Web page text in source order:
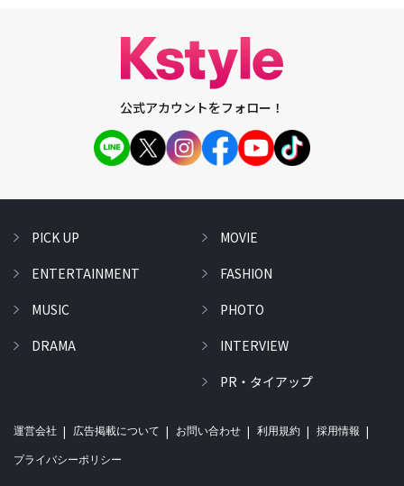
公式アカウントをフォロー！
PICK UP
ENTERTAINMENT
MUSIC
DRAMA
MOVIE
FASHION
PHOTO
INTERVIEW
PR・タイアップ
運営会社 広告掲載について お問い合わせ 利用規約 採用情報
プライバシーポリシー